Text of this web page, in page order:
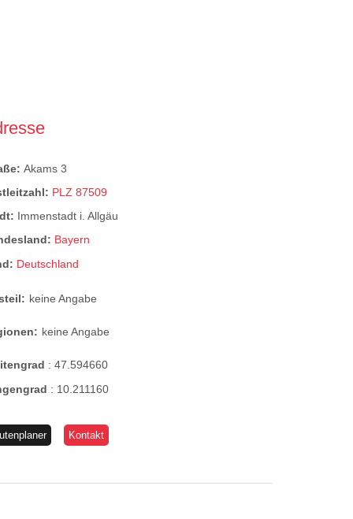
Akams 3
PLZ 87509
Immenstadt i. Allgäu
Bayern
Deutschland
keine Angabe
keine Angabe
:47.594660
: 10.211160
Kontakt